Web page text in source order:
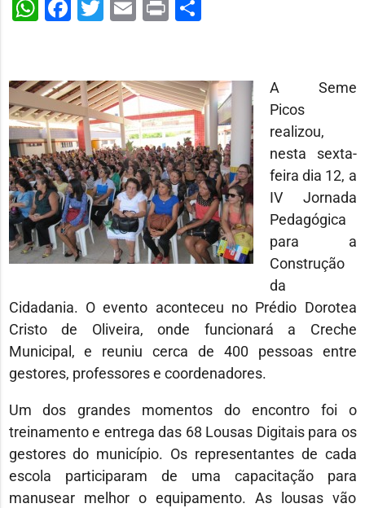
WhatsApp
Facebook
Twitter
Email
PrintShare
A Seme
Picos
realizou,
nesta sexta-
feira dia 12, a
IV Jornada
Pedagógica
para a
Construção
da
Cidadania. O evento aconteceu no Prédio Dorotea
Cristo de Oliveira, onde funcionará a Creche
Municipal, e reuniu cerca de 400 pessoas entre
gestores, professores e coordenadores.
Um dos grandes momentos do encontro foi o
treinamento e entrega das 68 Lousas Digitais para os
gestores do município. Os representantes de cada
escola participaram de uma capacitação para
manusear melhor o equipamento. As lousas vão